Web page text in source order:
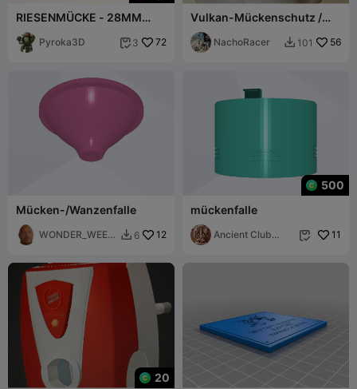
RIESENMÜCKE - 28MM
DND-MINIATUR
Pyroka3D  3 72
Vulkan-Mückenschutz /
Volcano mosquito repeller /
Volcan repelente de
mosquitos
NachoRacer  101 56
Mücken-/Wanzenfalle
WONDER_WEEN  6 12
500
mückenfalle
Ancient Club
 11
20